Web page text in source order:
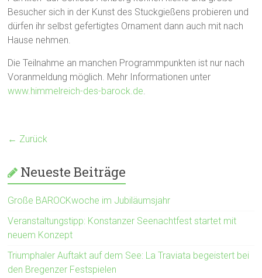
Besucher sich in der Kunst des Stuckgießens probieren und
dürfen ihr selbst gefertigtes Ornament dann auch mit nach
Hause nehmen.
Die Teilnahme an manchen Programmpunkten ist nur nach
Voranmeldung möglich. Mehr Informationen unter
www.himmelreich-des-barock.de.
← Zurück
Neueste Beiträge
Große BAROCKwoche im Jubiläumsjahr
Veranstaltungstipp: Konstanzer Seenachtfest startet mit
neuem Konzept
Triumphaler Auftakt auf dem See: La Traviata begeistert bei
den Bregenzer Festspielen